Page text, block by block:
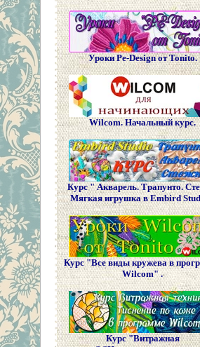
Уроки Pe-Design от Tonito.
Wilcom. Начальный курс.
Курс " Акварель. Трапунто.
Мягкая игрушка в Embird
Курс "Все виды кружева в
Wilcom" .
Курс "Витражная